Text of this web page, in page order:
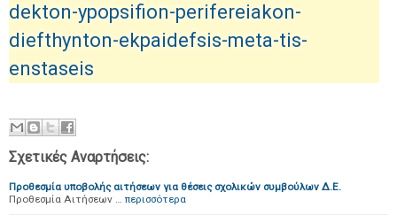
dekton-ypopsifion-perifereiakon-
diefthynton-ekpaidefsis-meta-tis-
enstaseis
Σχετικές Αναρτήσεις:
Προθεσμία υποβολής αιτήσεων για θέσεις σχολικών συμβούλων Δ.Ε.
Προθεσμία Αιτήσεων … περισσότερα